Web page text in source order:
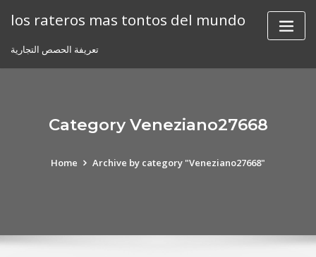
los rateros mas tontos del mundo
تعريفة الحصص التجارية
Category Veneziano27668
Home Archive by category "Veneziano27668"